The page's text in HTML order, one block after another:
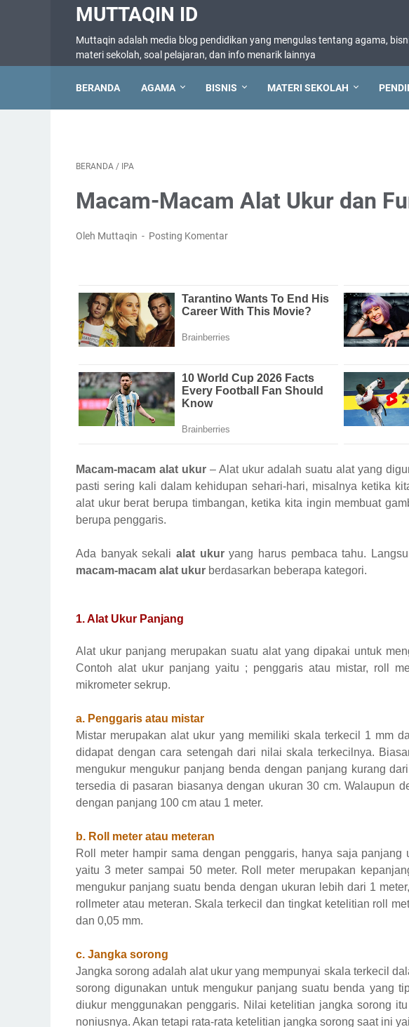
MUTTAQIN ID
Muttaqin adalah media blog pendidikan yang mengulas tentang agama,
materi sekolah, soal pelajaran, dan info menarik lainnya
BERANDA AGAMA BISNIS MATERI SEKOLAH
BERANDA / IPA
Macam-Macam Alat Ukur dan
Oleh Muttaqin Posting Komentar
Macam-macam alat ukur – Alat ukur adalah suatu alat yang
pasti sering kali dalam kehidupan sehari-hari, misalnya ketika
alat ukur berat berupa timbangan, ketika kita ingin membuat
berupa penggaris.
Ada banyak sekali alat ukuryang harus pembaca tahu.
macam-macam alat ukur berdasarkan beberapa kategori.
1.Alat Ukur Panjang
Alat ukur panjang merupakan suatu alat yang dipakai untuk
Contoh alat ukur panjang yaitu ; penggaris atau mistar, roll
mikrometer sekrup.
a. Penggaris atau mistar
Mistar merupakan alat ukur yang memiliki skala terkecil 1 mm
didapat dengan cara setengah dari nilai skala terkecilnya.
mengukur mengukur panjang benda dengan panjang kurang
tersedia di pasaran biasanya dengan ukuran 30 cm. Walaupun
dengan panjang 100 cm atau 1 meter.
b. Roll meter atau meteran
Roll meter hampir sama dengan penggaris, hanya saja
yaitu 3 meter sampai 50 meter. Roll meter merupakan
mengukur panjang suatu benda dengan ukuran lebih dari 1
rollmeter atau meteran. Skala terkecil dan tingkat ketelitian roll
dan 0,05 mm.
c. Jangka sorong
Jangka sorong adalah alat ukur yang mempunyai skala terkecil
sorong digunakan untuk mengukur panjang suatu benda yang
diukur menggunakan penggaris. Nilai ketelitian jangka sorong
noniusnya. Akan tetapi rata-rata ketelitian jangka sorong saat ini